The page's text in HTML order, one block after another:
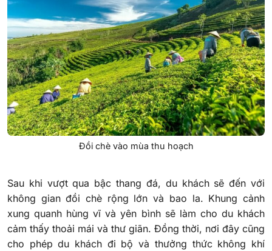
Đồi chè vào mùa thu hoạch
Sau khi vượt qua bậc thang đá, du khách sẽ đến với
không gian đồi chè rộng lớn và bao la. Khung cảnh
xung quanh hùng vĩ và yên bình sẽ làm cho du khách
cảm thấy thoải mái và thư giãn. Đồng thời, nơi đây cũng
cho phép du khách đi bộ và thưởng thức không khí